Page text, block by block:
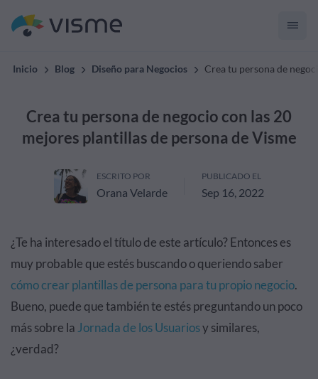
Inicio Blog Diseño para Negocios Crea tu persona de
Crea tu persona de negocio con las 20
mejores plantillas de persona de Visme
ESCRITO POR
Orana Velarde
PUBLICADO EL
Sep 16, 2022
¿Te ha interesado el título de este artículo? Entonces es
muy probable que estés buscando o queriendo saber
cómo crear plantillas de persona para tu propio negocio.
Bueno, puede que también te estés preguntando un poco
más sobre la Jornada de los Usuariosy similares,
¿verdad?